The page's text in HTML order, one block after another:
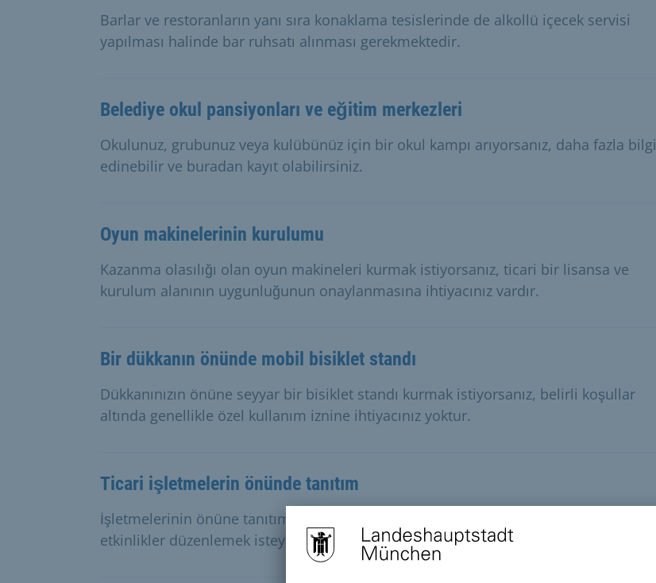
Barlar ve restoranların yanı sıra konaklama tesislerinde de alkollü içecek servisi
yapılması halinde bar ruhsatı alınması gerekmektedir.
Belediye okul pansiyonları ve eğitim merkezleri
Okulunuz, grubunuz veya kulübünüz için bir okul kampı arıyorsanız, daha fazla bilgi
edinebilir ve buradan kayıt olabilirsiniz.
Oyun makinelerinin kurulumu
Kazanma olasılığı olan oyun makineleri kurmak istiyorsanız, ticari bir lisansa ve
kurulum alanının uygunluğunun onaylanmasına ihtiyacınız vardır.
Bir dükkanın önünde mobil bisiklet standı
Dükkanınızın önüne seyyar bir bisiklet standı kurmak istiyorsanız, belirli koşullar
altında genellikle özel kullanım iznine ihtiyacınız yoktur.
Ticari işletmelerin önünde tanıtım
İşletmelerinin önüne tanıtım ve reklam amaçlı nesneler yerleştirmek veya özel
etkinlikler düzenlemek isteyen herkesin izin alması gerekmektedir.